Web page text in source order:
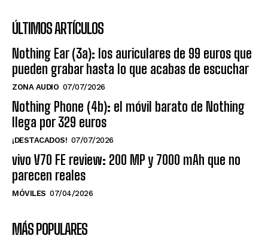
ÚLTIMOS ARTÍCULOS
Nothing Ear (3a): los auriculares de 99 euros que
pueden grabar hasta lo que acabas de escuchar
ZONA AUDIO 07/07/2026
Nothing Phone (4b): el móvil barato de Nothing
llega por 329 euros
¡DESTACADOS! 07/07/2026
vivo V70 FE review: 200 MP y 7000 mAh que no
parecen reales
MÓVILES 07/04/2026
MÁS POPULARES